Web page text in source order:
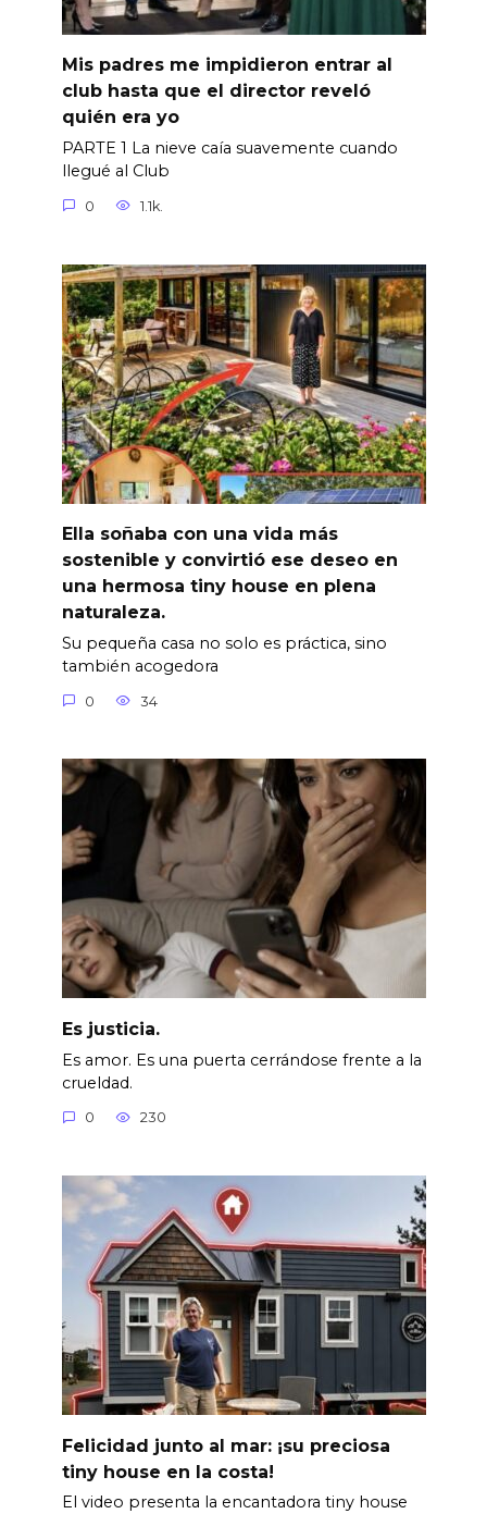
Mis padres me impidieron entrar al
club hasta que el director reveló
quién era yo
PARTE 1 La nieve caía suavemente cuando
llegué al Club
0 1.1k.
Ella soñaba con una vida más
sostenible y convirtió ese deseo en
una hermosa tiny house en plena
naturaleza.
Su pequeña casa no solo es práctica, sino
también acogedora
0 34
Es justicia.
Es amor. Es una puerta cerrándose frente a la
crueldad.
0 230
Felicidad junto al mar: ¡su preciosa
tiny house en la costa!
El video presenta la encantadora tiny house